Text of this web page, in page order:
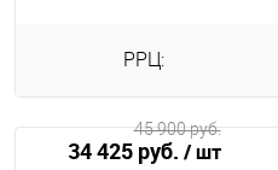
РРЦ:
34 425 руб. / шт
45 900 руб.